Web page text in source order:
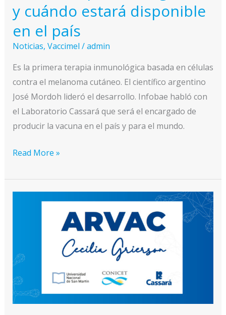
y cuándo estará disponible
en el país
Noticias, Vaccimel /admin
Es la primera terapia inmunológica basada en células
contra el melanoma cutáneo. El científico argentino
José Mordoh lideró el desarrollo. Infobae habló con
el Laboratorio Cassará que será el encargado de
producir la vacuna en el país y para el mundo.
Los
de
contra
cáncer
de
Read More »